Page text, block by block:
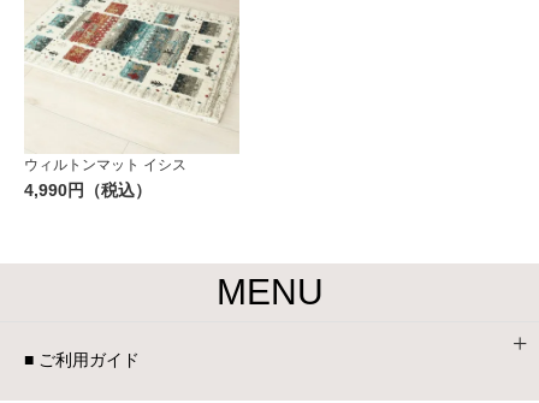
ウィルトンマット イシス
4,990円（税込）
MENU
■ ご利用ガイド